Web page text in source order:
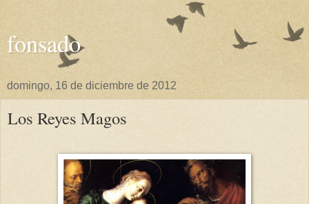
fonsado
domingo, 16 de diciembre de 2012
Los Reyes Magos